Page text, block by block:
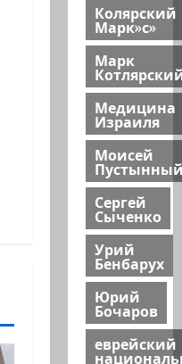
Колярский
Марк»с»
Марк
Медицина
Израиля
Моисей
Сергей
Сыченко
Урий
Бенбарух
Юрий
Бочаров
еврейский